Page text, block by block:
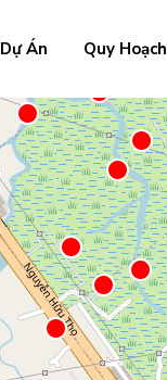
Dự Án Quy Hoạch